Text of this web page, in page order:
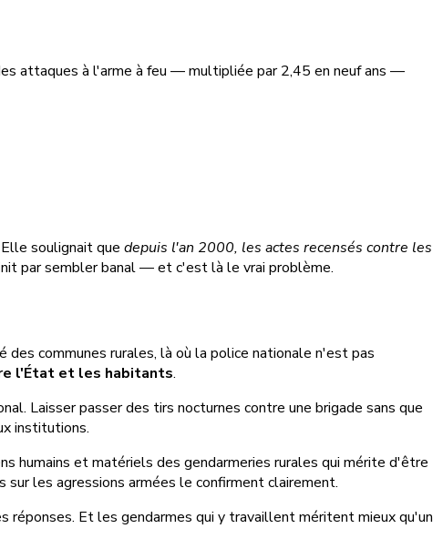
attaques à l'arme à feu — multipliée par 2,45 en neuf ans —
soulignait que depuis l'an 2000, les actes recensés contre les
par sembler banal — et c'est là le vrai problème.
communes rurales, là où la police nationale n'est pas
l'État et les habitants.
Laisser passer des tirs nocturnes contre une brigade sans que
institutions.
humains et matériels des gendarmeries rurales qui mérite d'être
les agressions armées le confirment clairement.
Et les gendarmes qui y travaillent méritent mieux qu'un